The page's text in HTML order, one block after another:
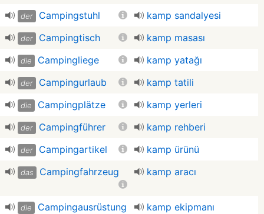
der Campingstuhl kamp sandalyesi
der Campingtisch kamp masası
die Campingliege kamp yatağı
der Campingurlaub kamp tatili
die Campingplätze kamp yerleri
der Campingführer kamp rehberi
der Campingartikel kamp ürünü
das Campingfahrzeug kamp aracı
die Campingausrüstung kamp ekipmanı